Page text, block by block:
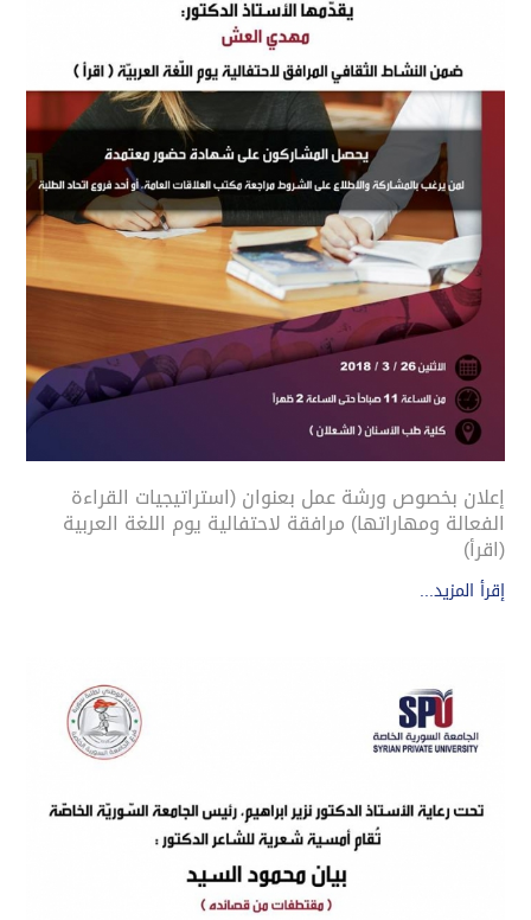
إعلان بخصوص ورشة عمل بعنوان (استراتيجيات القراءة
الفعالة ومهاراتها) مرافقة لاحتفالية يوم اللغة العربية
(اقرأ)
إقرأ المزيد...